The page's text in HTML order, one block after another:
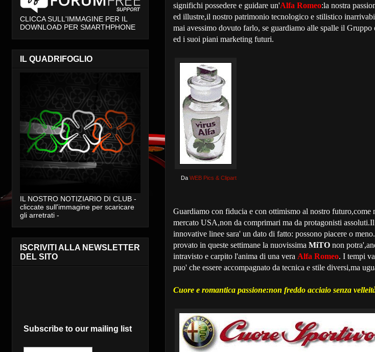
significhi possedere e guidare un'Alfa Romeo:la nostra
ed illustre,il nostro patrimonio tecnologico e stilistico
mai avessimo dovuto farlo, se guardiamo alle spalle il
ed i suoi piani marketing futuri.
Da WEB Pics & Clipart
Guardiamo con fiducia e con ottimismo al nostro futuro,come
mercato USA,non da comprimari ma da protagonisti
innovative linee sara' un dato di fatto: possono piacere o
provato in queste settimane la nuovissima MiTO non
intravisto e carpito l'anima di una vera Alfa Romeo. I tempi
puo' che essere accompagnato da tecnica e stile diversi,ma
Cuore e romantica passione:non freddo acciaio senza
CLICCA SULL'IMMAGINE PER IL
DOWNLOAD PER SMARTHPHONE
IL QUADRIFOGLIO
IL NOSTRO NOTIZIARIO DI CLUB -
cliccate sull'immagine per scaricare
gli arretrati -
ISCRIVITI ALLA NEWSLETTER
DEL SITO
Subscribe to our mailing list